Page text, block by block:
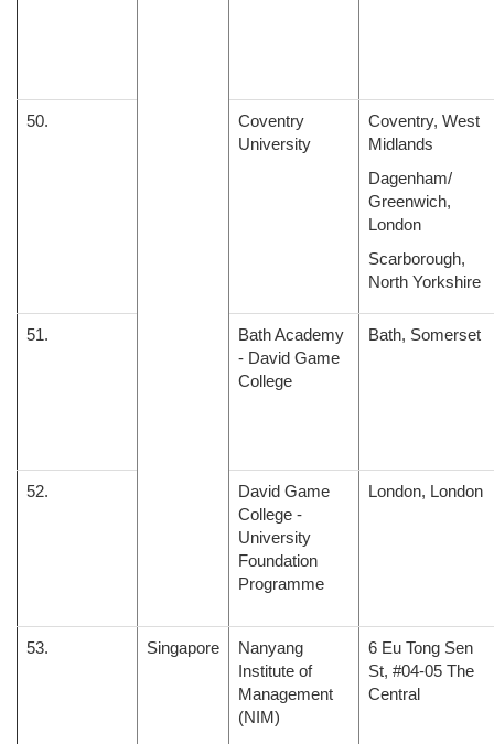
50.
Coventry
University
Coventry, West
Midlands
Dagenham/
Greenwich,
London
Scarborough,
North Yorkshire
51.
Bath Academy
- David Game
College
Bath, Somerset
52.
David Game
College -
University
Foundation
Programme
London, London
53. Singapore
Nanyang
Institute of
Management
(NIM)
6 Eu Tong Sen
St, #04-05 The
Central